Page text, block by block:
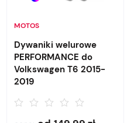
MOTOS
Dywaniki welurowe
PERFORMANCE do
Volkswagen T6 2015-
2019